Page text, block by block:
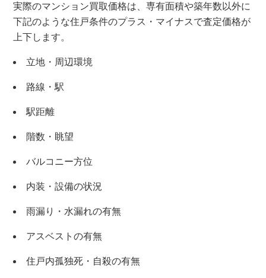
×
実際のマンション買取価格は、専有面積や築年数以外に
下記のような住戸条件のプラス・マイナスで査定価格が
上下します。
立地・周辺環境
路線・駅
駅距離
階数・眺望
バルコニー方位
内装・設備の状況
雨漏り・水漏れの有無
アスベストの有無
住戸内孤独死・自殺の有無